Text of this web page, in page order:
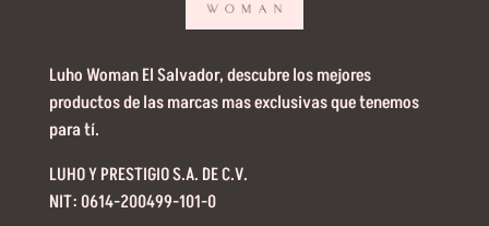
Luho Woman El Salvador, descubre los mejores
productos de las marcas mas exclusivas que tenemos
para tí.
LUHO Y PRESTIGIO S.A. DE C.V.
NIT: 0614-200499-101-0